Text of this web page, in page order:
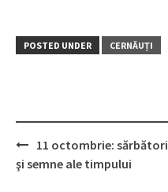
POSTED UNDER CERNĂUȚI
Post
11 octombrie: sărbători
şi semne ale timpului